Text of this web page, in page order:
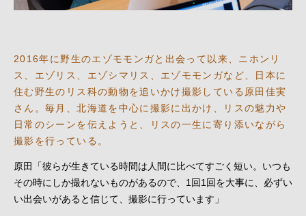
2016年に野生のエゾモモンガと出会って以来、ニホンリ
ス、エゾリス、エゾシマリス、エゾモモンガなど、日本に
住む野生のリス科の動物を追いかけ撮影している原田佳実
さん。毎月、北海道を中心に撮影に出かけ、リスの魅力や
日常のシーンを伝えようと、リスの一生に寄り添いながら
撮影を行っている。
原田「彼らが生きている時間は人間に比べてすごく短い。いつも
その時にしか撮れないものがあるので、1回1回を大事に、必ずい
い出会いがあると信じて、撮影に行っています」